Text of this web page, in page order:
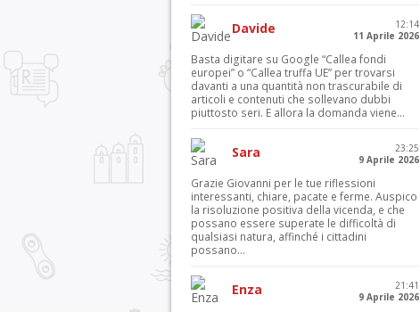
Davide
12:14
11 Aprile 2026
Basta digitare su Google “Callea fondi
europei” o “Callea truffa UE” per trovarsi
davanti a una quantità non trascurabile di
articoli e contenuti che sollevano dubbi
piuttosto seri. E allora la domanda viene...
Sara
23:25
9 Aprile 2026
Grazie Giovanni per le tue riflessioni
interessanti, chiare, pacate e ferme. Auspico
la risoluzione positiva della vicenda, e che
possano essere superate le difficoltà di
qualsiasi natura, affinché i cittadini
possano...
Enza
21:41
9 Aprile 2026